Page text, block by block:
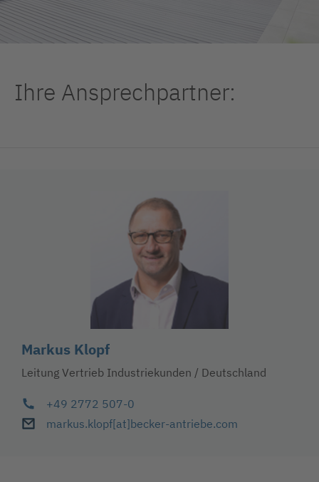
Ihre Ansprechpartner:
Markus Klopf
Leitung Vertrieb Industriekunden / Deutschland
+49 2772 507-0
markus.klopf[at]becker-antriebe.com